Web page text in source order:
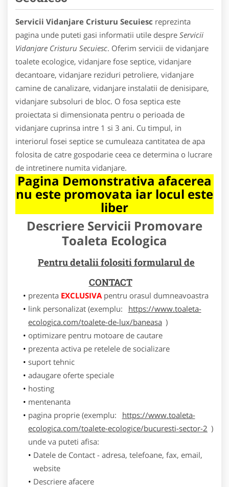
Servicii Vidanjare Cristuru Secuiesc reprezinta
pagina unde puteti gasi informatii utile despre Servicii
Vidanjare Cristuru Secuiesc. Oferim servicii de vidanjare
toalete ecologice, vidanjare fose septice, vidanjare
decantoare, vidanjare reziduri petroliere, vidanjare
camine de canalizare, vidanjare instalatii de denisipare,
vidanjare subsoluri de bloc. O fosa septica este
proiectata si dimensionata pentru o perioada de
vidanjare cuprinsa intre 1 si 3 ani. Cu timpul, in
interiorul fosei septice se cumuleaza cantitatea de apa
folosita de catre gospodarie ceea ce determina o lucrare
de intretinere numita vidanjare.
Pagina Demonstrativa afacerea
nu este promovata iar locul este
liber
Descriere Servicii Promovare
Toaleta Ecologica
Pentru detalii folositi formularul de
CONTACT
prezenta EXCLUSIVApentru orasul dumneavoastra
link personalizat (exemplu:
https://www.toaleta-
ecologica.com/toalete-de-lux/baneasa )
optimizare pentru motoare de cautare
prezenta activa pe retelele de socializare
suport tehnic
adaugare oferte speciale
hosting
mentenanta
pagina proprie (exemplu:
https://www.toaleta-
ecologica.com/toalete-ecologice/bucuresti-sector-2 )
unde va puteti afisa:
Datele de Contact - adresa, telefoane, fax, email,
website
Descriere afacere